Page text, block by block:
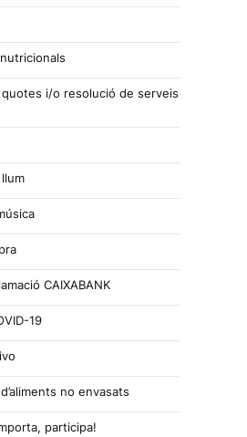
i/o resolució de serveis
CAIXABANK
19
no envasats
participa!